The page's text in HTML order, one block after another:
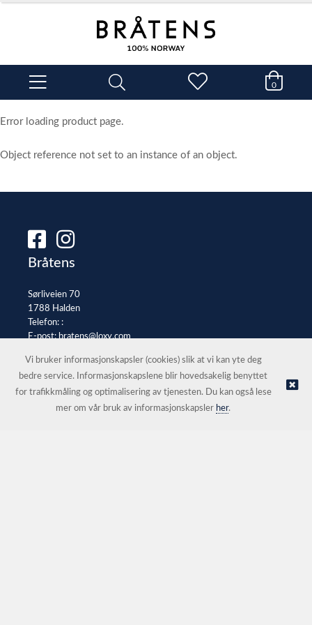
0
Error loading product page.
Object reference not set to an instance of an object.
Bråtens
Sørliveien 70
1788 Halden
Telefon: :
E-post:bratens@loxy.com
© Bråtens |Nettbutikk levert av Kréatif
Vi bruker informasjonskapsler (cookies) slik at vi kan yte deg
bedre service. Informasjonskapslene blir hovedsakelig benyttet
for trafikkmåling og optimalisering av tjenesten. Du kan også lese
mer om vår bruk av informasjonskapsler her.